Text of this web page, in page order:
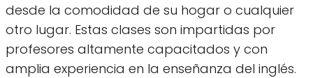
desde la comodidad de su hogar o cualquier
otro lugar. Estas clases son impartidas por
profesores altamente capacitados y con
amplia experiencia en la enseñanza del inglés.